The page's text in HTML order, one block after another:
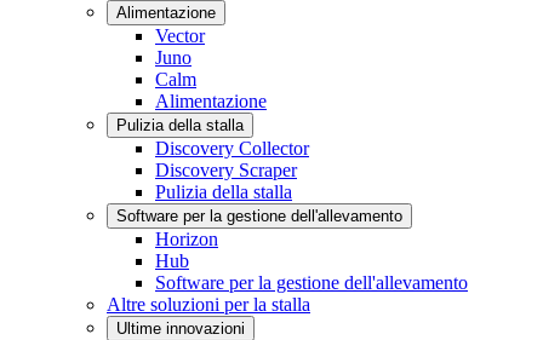
Alimentazione
Vector
Juno
Calm
Alimentazione
Pulizia della stalla
Discovery Collector
Discovery Scraper
Pulizia della stalla
Software per la gestione dell'allevamento
Horizon
Hub
Software per la gestione dell'allevamento
Altre soluzioni per la stalla
Ultime innovazioni